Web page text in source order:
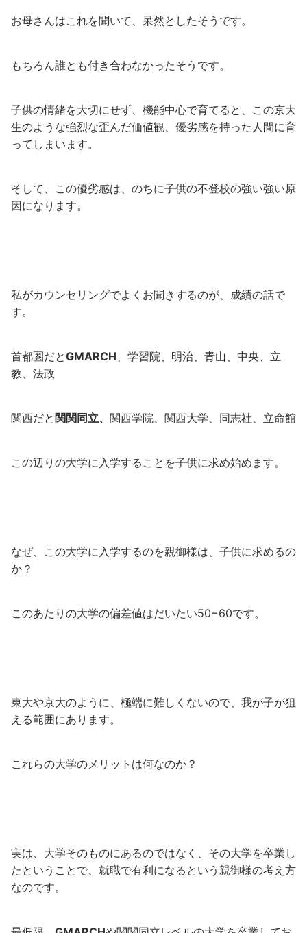
お母さんはこれを聞いて、呆然としたそうです。
もちろん誰とも付き合わなかったそうです。
子供の情緒を大切にせず、機能中心で育てると、この京大
生のような強烈な歪んだ価値観、優劣感を持った人間に育
ってしまいます。
そして、この優劣感は、のちに子供の不登校の強い強い原
因になります。
私がカウンセリングでよくお聞きするのが、成績の話で
す。
首都圏だとGMARCH、学習院、明治、青山、中央、立
教、法政
関西だと 関関同立、 関西学院、関西大学、同志社、立命館
この辺りの大学に入学することを子供に求め始めます。
なぜ、この大学に入学するのを親御様は、子供に求めるの
か？
このあたりの大学の偏差値はだいたい50−60です。
東大や京大のように、極端に難しくないので、我が子が狙
える範囲にあります。
これらの大学のメリットは何なのか？
実は、大学そのものにあるのではなく、その大学を卒業し
たということで、就職で有利になるという親御様の考え方
なのです。